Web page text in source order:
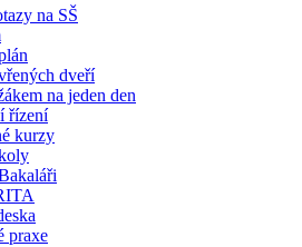
na SŠ
dveří
na jeden den
řízení
kurzy
praxe